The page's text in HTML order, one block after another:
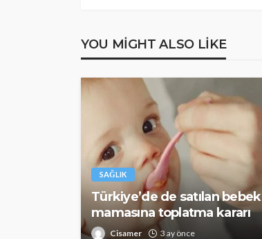
YOU MIGHT ALSO LIKE
SAĞLIK
Türkiye’de de satılan bebek
mamasına toplatma kararı
Cisamer 3 ay önce